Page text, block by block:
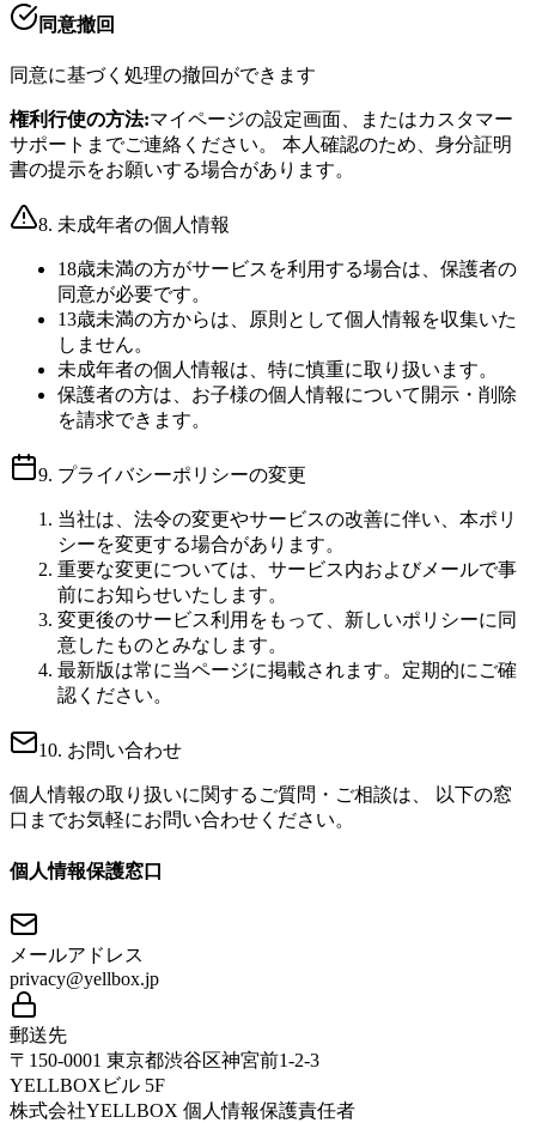
同意撤回
同意に基づく処理の撤回ができます
権利行使の方法:マイページの設定画面、またはカスタマー
サポートまでご連絡ください。 本人確認のため、身分証明
書の提示をお願いする場合があります。
8. 未成年者の個人情報
18歳未満の方がサービスを利用する場合は、保護者の
同意が必要です。
13歳未満の方からは、原則として個人情報を収集いた
しません。
未成年者の個人情報は、特に慎重に取り扱います。
保護者の方は、お子様の個人情報について開示・削除
を請求できます。
9. プライバシーポリシーの変更
当社は、法令の変更やサービスの改善に伴い、本ポリ
シーを変更する場合があります。
重要な変更については、サービス内およびメールで事
前にお知らせいたします。
変更後のサービス利用をもって、新しいポリシーに同
意したものとみなします。
最新版は常に当ページに掲載されます。定期的にご確
認ください。
10. お問い合わせ
個人情報の取り扱いに関するご質問・ご相談は、 以下の窓
口までお気軽にお問い合わせください。
個人情報保護窓口
メールアドレス
privacy@yellbox.jp
郵送先
〒150-0001 東京都渋谷区神宮前1-2-3
YELLBOXビル 5F
株式会社YELLBOX 個人情報保護責任者